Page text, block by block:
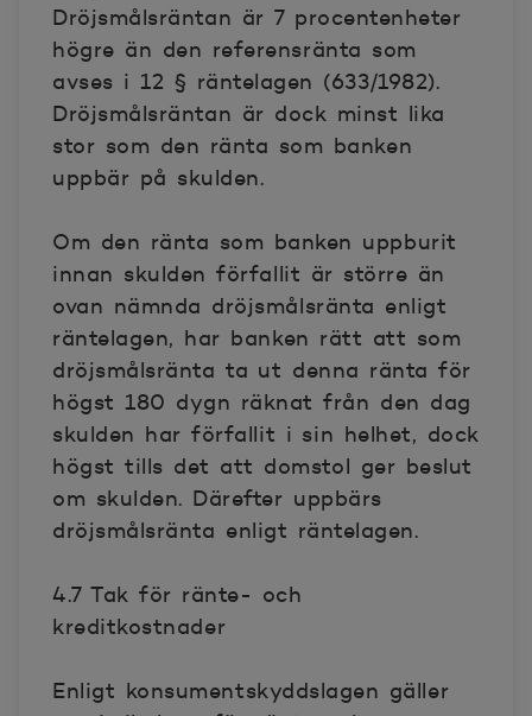
Dröjsmålsräntan är 7 procentenheter
högre än den referensränta som
avses i 12 § räntelagen (633/1982).
Dröjsmålsräntan är dock minst lika
stor som den ränta som banken
uppbär på skulden.
Om den ränta som banken uppburit
innan skulden förfallit är större än
ovan nämnda dröjsmålsränta enligt
räntelagen, har banken rätt att som
dröjsmålsränta ta ut denna ränta för
högst 180 dygn räknat från den dag
skulden har förfallit i sin helhet, dock
högst tills det att domstol ger beslut
om skulden. Därefter uppbärs
dröjsmålsränta enligt räntelagen.
4.7 Tak för ränte- och
kreditkostnader
Enligt konsumentskyddslagen gäller